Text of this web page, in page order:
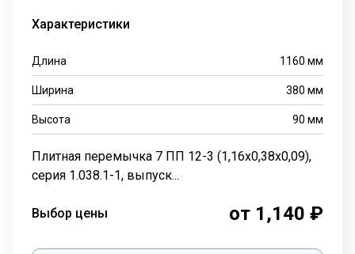
Характеристики
Длина 1160 мм
Ширина 380 мм
Высота 90 мм
Плитная перемычка 7 ПП 12-3 (1,16х0,38х0,09),
серия 1.038.1-1, выпуск...
Выбор цены от 1,140 ₽